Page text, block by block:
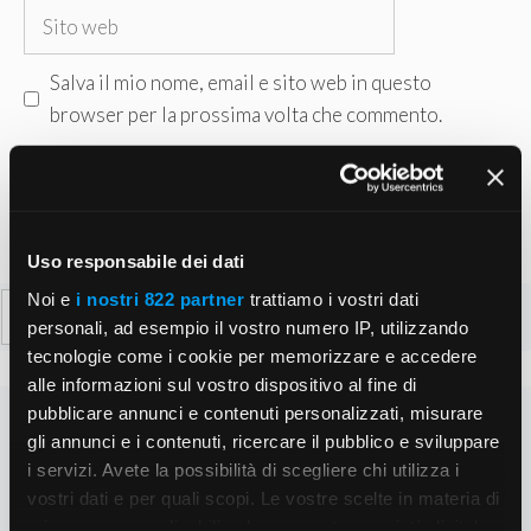
Uso responsabile dei dati
Noi e i nostri 822 partner trattiamo i vostri dati
personali, ad esempio il vostro numero IP, utilizzando
tecnologie come i cookie per memorizzare e accedere
alle informazioni sul vostro dispositivo al fine di
pubblicare annunci e contenuti personalizzati, misurare
gli annunci e i contenuti, ricercare il pubblico e sviluppare
i servizi. Avete la possibilità di scegliere chi utilizza i
vostri dati e per quali scopi. Le vostre scelte in materia di
Sito
Salva il mio nome, email e sito web in questo
browser per la prossima volta che commento.
Ricerca
per: